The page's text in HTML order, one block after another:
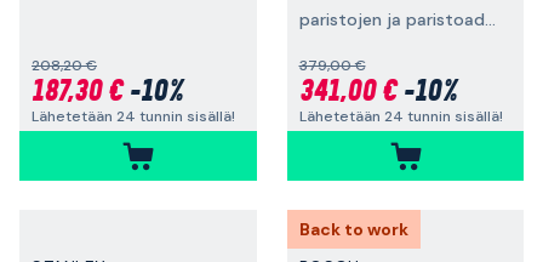
208,20 €
187,30 €-10%
Lähetetään 24 tunnin sisällä!
paristojen ja paristoadapterin kanssa
379,00 €
341,00 €-10%
Lähetetään 24 tunnin sisällä!
Back to work